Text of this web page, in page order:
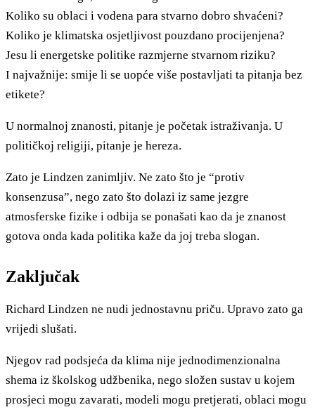
Koliko su oblaci i vodena para stvarno dobro shvaćeni?
Koliko je klimatska osjetljivost pouzdano procijenjena?
Jesu li energetske politike razmjerne stvarnom riziku?
I najvažnije: smije li se uopće više postavljati ta pitanja bez
etikete?
U normalnoj znanosti, pitanje je početak istraživanja. U
političkoj religiji, pitanje je hereza.
Zato je Lindzen zanimljiv. Ne zato što je “protiv
konsenzusa”, nego zato što dolazi iz same jezgre
atmosferske fizike i odbija se ponašati kao da je znanost
gotova onda kada politika kaže da joj treba slogan.
Zaključak
Richard Lindzen ne nudi jednostavnu priču. Upravo zato ga
vrijedi slušati.
Njegov rad podsjeća da klima nije jednodimenzionalna
shema iz školskog udžbenika, nego složen sustav u kojem
prosjeci mogu zavarati, modeli mogu pretjerati, oblaci mogu